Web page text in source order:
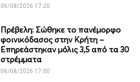
06/08/2026 17:20
Πρέβελη: Σώθηκε το πανέμορφο
φοινικόδασος στην Κρήτη –
Επηρεάστηκαν μόλις 3,5 από τα 30
στρέμματα
06/08/2026 17:00